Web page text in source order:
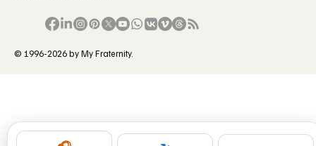
© 1996-2026 by My Fraternity.